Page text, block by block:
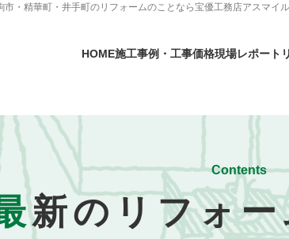
精華町・井手町のリフォームのことなら宝優工務店アスマイ
HOME施工事例・工事価格現場レポート
Contents
新のリフォー